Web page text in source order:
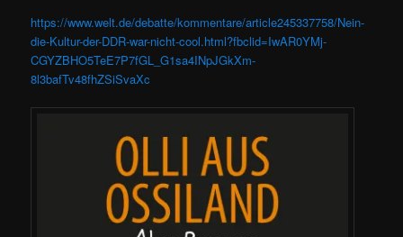
https://www.welt.de/debatte/kommentare/article245337758/Nein-
die-Kultur-der-DDR-war-nicht-cool.html?fbclid=IwAR0YMj-
CGYZBHO5TeE7P7fGL_G1sa4INpJGkXm-
8l3bafTv48fhZSiSvaXc